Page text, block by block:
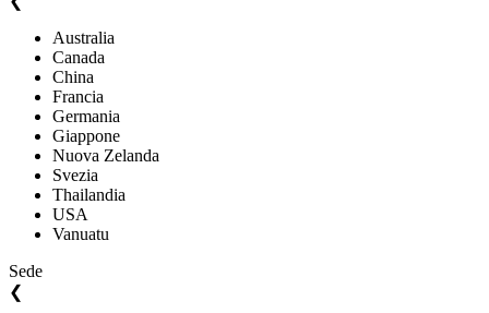
Australia
Canada
China
Francia
Germania
Giappone
Nuova Zelanda
Svezia
Thailandia
USA
Vanuatu
Sede
❮